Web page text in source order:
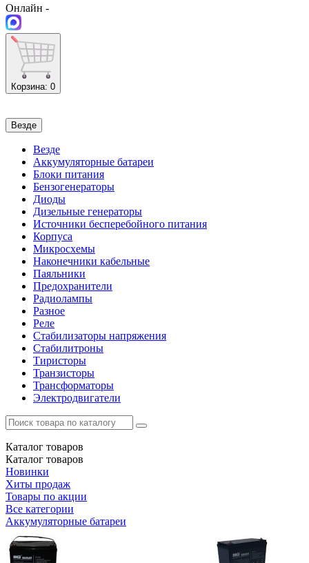
Онлайн -
Корзина: 0
Везде
Везде
Аккумуляторные батареи
Блоки питания
Бензогенераторы
Диоды
Дизельные генераторы
Источники бесперебойного питания
Корпуса
Микросхемы
Наконечники кабельные
Паяльники
Предохранители
Радиолампы
Разное
Реле
Стабилизаторы напряжения
Стабилитроны
Тиристоры
Транзисторы
Трансформаторы
Электродвигатели
Каталог товаров
Каталог товаров
Новинки
Хиты продаж
Товары по акции
Все категории
Аккумуляторные батареи